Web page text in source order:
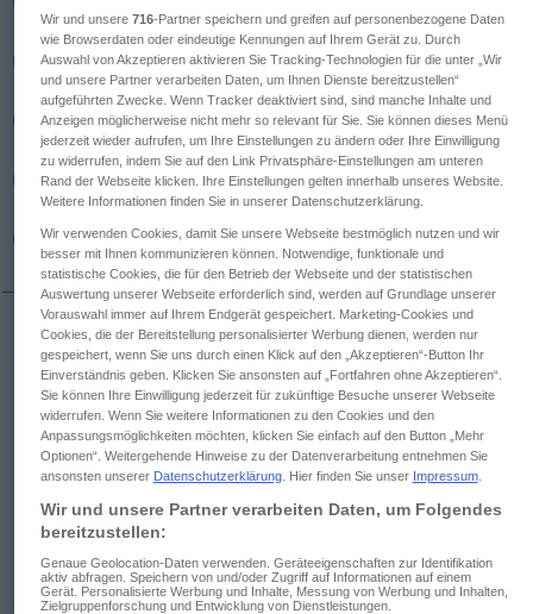
fragen, forschen
wissenschaftlich untersuchen
gerichtlich untersuchen, ein Verhör anstellen
verhandeln, beraten sich bemühen
suchen,aufsuchen quaerere
Beispiele
etwas vermissen, sich nach
Wir und unsere 716-Partner speichern und greifen auf personenbezogene Daten
wie Browserdaten oder eindeutige Kennungen auf Ihrem Gerät zu. Durch
Auswahl von Akzeptieren aktivieren Sie Tracking-Technologien für die unter „Wir
und unsere Partner verarbeiten Daten, um Ihnen Dienste bereitzustellen“
aufgeführten Zwecke. Wenn Tracker deaktiviert sind, sind manche Inhalte und
Anzeigen möglicherweise nicht mehr so relevant für Sie. Sie können dieses Menü
jederzeit wieder aufrufen, um Ihre Einstellungen zu ändern oder Ihre Einwilligung
zu widerrufen, indem Sie auf den Link Privatsphäre-Einstellungen am unteren
Rand der Webseite klicken. Ihre Einstellungen gelten innerhalb unseres Website.
Weitere Informationen finden Sie in unserer Datenschutzerklärung.
Wir verwenden Cookies, damit Sie unsere Webseite bestmöglich nutzen und wir
besser mit Ihnen kommunizieren können. Notwendige, funktionale und
statistische Cookies, die für den Betrieb der Webseite und der statistischen
Auswertung unserer Webseite erforderlich sind, werden auf Grundlage unserer
Vorauswahl immer auf Ihrem Endgerät gespeichert. Marketing-Cookies und
Cookies, die der Bereitstellung personalisierter Werbung dienen, werden nur
gespeichert, wenn Sie uns durch einen Klick auf den „Akzeptieren“-Button Ihr
Einverständnis geben. Klicken Sie ansonsten auf „Fortfahren ohne Akzeptieren“.
Sie können Ihre Einwilligung jederzeit für zukünftige Besuche unserer Webseite
widerrufen. Wenn Sie weitere Informationen zu den Cookies und den
Anpassungsmöglichkeiten möchten, klicken Sie einfach auf den Button „Mehr
Optionen“. Weitergehende Hinweise zu der Datenverarbeitung entnehmen Sie
ansonsten unserer Datenschutzerklärung. Hier finden Sie unser Impressum.
Wir und unsere Partner verarbeiten Daten, um Folgendes
bereitzustellen:
Genaue Geolocation-Daten verwenden. Geräteeigenschaften zur Identifikation
aktiv abfragen. Speichern von und/oder Zugriff auf Informationen auf einem
Gerät. Personalisierte Werbung und Inhalte, Messung von Werbung und Inhalten,
Zielgruppenforschung und Entwicklung von Dienstleistungen.